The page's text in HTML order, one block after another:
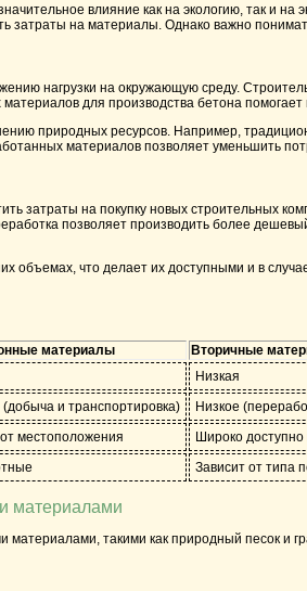
влияние как на экологию, так и
затраты на материалы. Однако важно
нагрузки на окружающую среду.
для производства бетона
природных ресурсов. Например,
материалов позволяет уменьшить
затраты на покупку новых строительных
позволяет производить более
что делает их доступными и в
материалы
Вторичные
Низкая
и транспортировка)
Низкое
местоположения
Широко доступно
Зависит от типа
материалами
такими как природный песок и